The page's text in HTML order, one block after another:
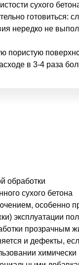
сухого
нередко не
пористую
в 3-4 раза
обработки
сухого бетона
особенно
эксплуатации
прозрачным
и дефекты,
химически